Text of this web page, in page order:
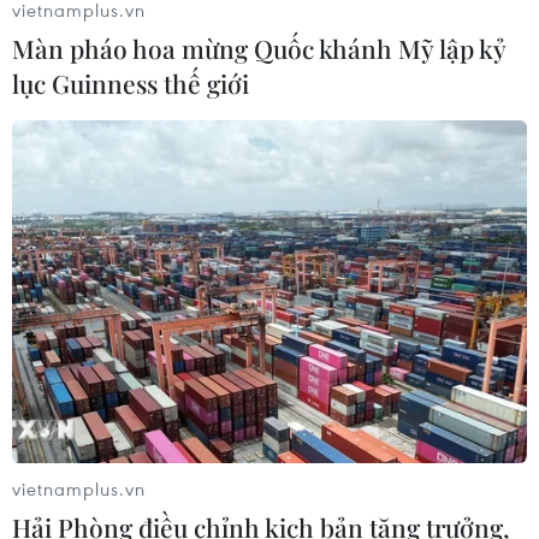
thử nghiệm điều trị Ebola tại Congo
04/08/2026 22:42
Đến năm 2030, Việt Nam làm chủ tối
04/08/2026 15:34
Báo động xu hướng gia tăng người
trẻ mắc ung thư
04/08/2026 14:10
Tây Ban Nha phát trực tiếp nhật thực
vietnamplus.vn
Màn pháo hoa mừng Quốc khánh Mỹ lập kỷ
lục Guinness thế giới
vietnamplus.vn
Hải Phòng điều chỉnh kịch bản tăng trưởng,